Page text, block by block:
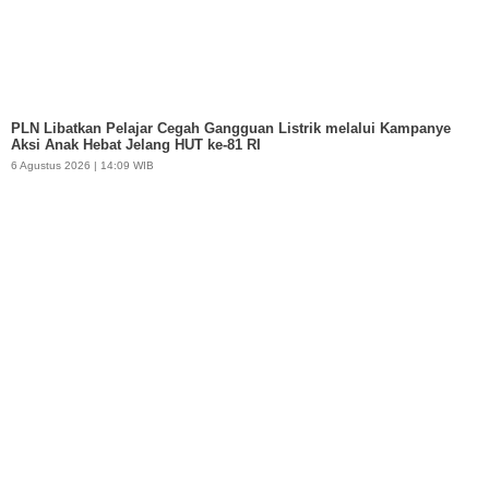
PLN Libatkan Pelajar Cegah Gangguan Listrik melalui Kampanye
Aksi Anak Hebat Jelang HUT ke-81 RI
6 Agustus 2026 | 14:09 WIB